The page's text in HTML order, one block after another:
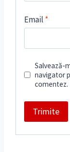
Email *
Salvează-
navigator
comentez.